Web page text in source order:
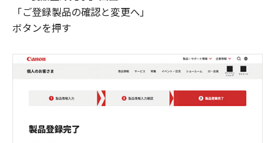
「ご登録製品の確認と変更へ」
ボタンを押す